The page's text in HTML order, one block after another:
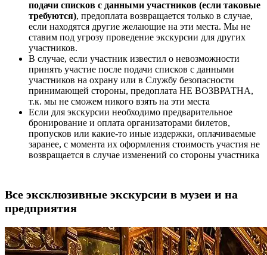
подачи списков с данными участников (если таковые
требуются), предоплата возвращается только в случае,
если находятся другие желающие на эти места. Мы не
ставим под угрозу проведение экскурсии для других
участников.
В случае, если участник известил о невозможности
принять участие после подачи списков с данными
участников на охрану или в Службу безопасности
принимающей стороны, предоплата НЕ ВОЗВРАТНА,
т.к. мы не сможем никого взять на эти места
Если для экскурсии необходимо предварительное
бронирование и оплата организаторами билетов,
пропусков или какие-то иные издержки, оплачиваемые
заранее, с момента их оформления стоимость участия не
возвращается в случае изменений со стороны участника
Все эксклюзивные экскурсии в музеи и на
предприятия